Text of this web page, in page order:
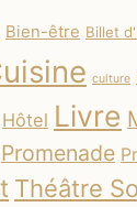
Bien-être Billet
culture
Hôtel Livre
Promenade
Théâtre